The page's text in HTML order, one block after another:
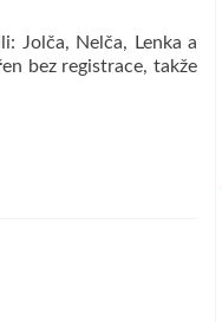
Jolča, Nelča, Lenka a
bez registrace, takže